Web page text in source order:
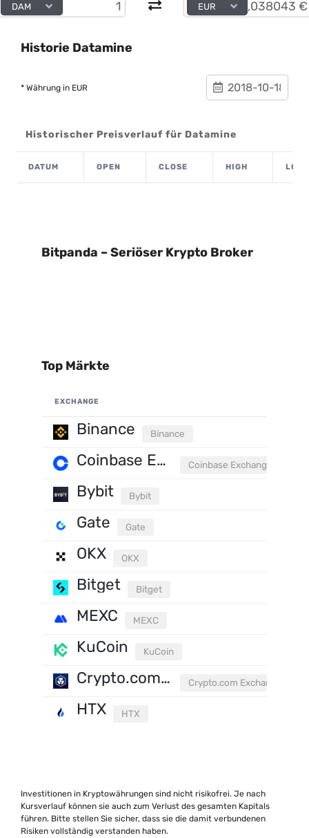
DAM EUR
Historie Datamine
* Währung in EUR
Historischer Preisverlauf für Datamine
DATUM OPEN CLOSE HIGH LOW
Bitpanda – Seriöser Krypto Broker
Top Märkte
EXCHANGE
Binance Binance
Coinbase Exchange Coinbase Exchange
Bybit Bybit
Gate Gate
OKX OKX
Bitget Bitget
MEXC MEXC
KuCoin KuCoin
Crypto.com Exchange Crypto.com Exchange
HTX HTX
Investitionen in Kryptowährungen sind nicht risikofrei. Je nach
Kursverlauf können sie auch zum Verlust des gesamten Kapitals
führen. Bitte stellen Sie sicher, dass sie die damit verbundenen
Risiken vollständig verstanden haben.